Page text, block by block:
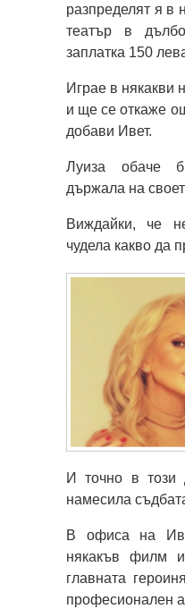
разпределят я в
театър в
заплатка 150
Играе в някакви
и ще се откаже
добави Ивет.
Луиза обаче
държала на
Виждайки, че
чудела какво да
И точно в този
намесила
В офиса на
някакъв филм
главната
професионален